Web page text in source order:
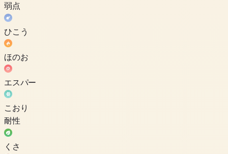
弱点
ひこう
ほのお
エスパー
こおり
耐性
くさ